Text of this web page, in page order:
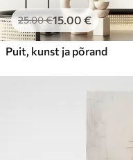
25.00€15.00 €
Puit, kunst ja põrand